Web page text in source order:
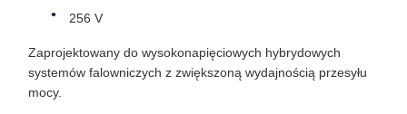
256 V
Zaprojektowany do wysokonapięciowych hybrydowych
systemów falowniczych z zwiększoną wydajnością przesyłu
mocy.